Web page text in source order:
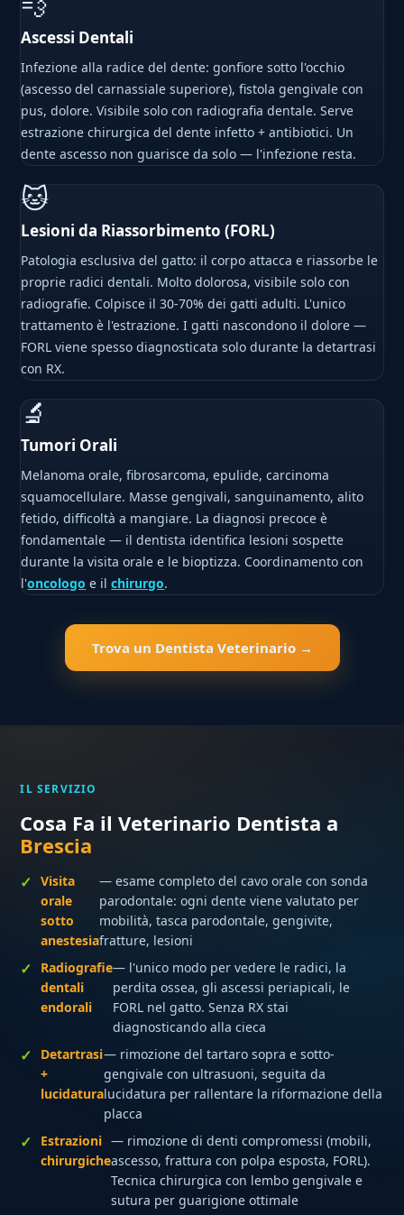
Ascessi Dentali
Infezione alla radice del dente: gonfiore sotto l'occhio
(ascesso del carnassiale superiore), fistola gengivale con
pus, dolore. Visibile solo con radiografia dentale. Serve
estrazione chirurgica del dente infetto + antibiotici. Un
dente ascesso non guarisce da solo — l'infezione resta.
🐱
Lesioni da Riassorbimento (FORL)
Patologia esclusiva del gatto: il corpo attacca e riassorbe le
proprie radici dentali. Molto dolorosa, visibile solo con
radiografie. Colpisce il 30-70% dei gatti adulti. L'unico
trattamento è l'estrazione. I gatti nascondono il dolore —
FORL viene spesso diagnosticata solo durante la detartrasi
con RX.
🔬
Tumori Orali
Melanoma orale, fibrosarcoma, epulide, carcinoma
squamocellulare. Masse gengivali, sanguinamento, alito
fetido, difficoltà a mangiare. La diagnosi precoce è
fondamentale — il dentista identifica lesioni sospette
durante la visita orale e le bioptizza. Coordinamento con
l'oncologo e ilchirurgo.
Trova un Dentista Veterinario →
IL SERVIZIO
Cosa Fa il Veterinario Dentista a
Brescia
Visita
orale
sotto
anestesia
— esame completo del cavo orale con sonda
parodontale: ogni dente viene valutato per
mobilità, tasca parodontale, gengivite,
fratture, lesioni
Radiografie
dentali
endorali
— l'unico modo per vedere le radici, la
perdita ossea, gli ascessi periapicali, le
FORL nel gatto. Senza RX stai
diagnosticando alla cieca
Detartrasi
+
lucidatura
— rimozione del tartaro sopra e sotto-
gengivale con ultrasuoni, seguita da
lucidatura per rallentare la riformazione della
placca
Estrazioni
chirurgiche
— rimozione di denti compromessi (mobili,
ascesso, frattura con polpa esposta, FORL).
Tecnica chirurgica con lembo gengivale e
sutura per guarigione ottimale